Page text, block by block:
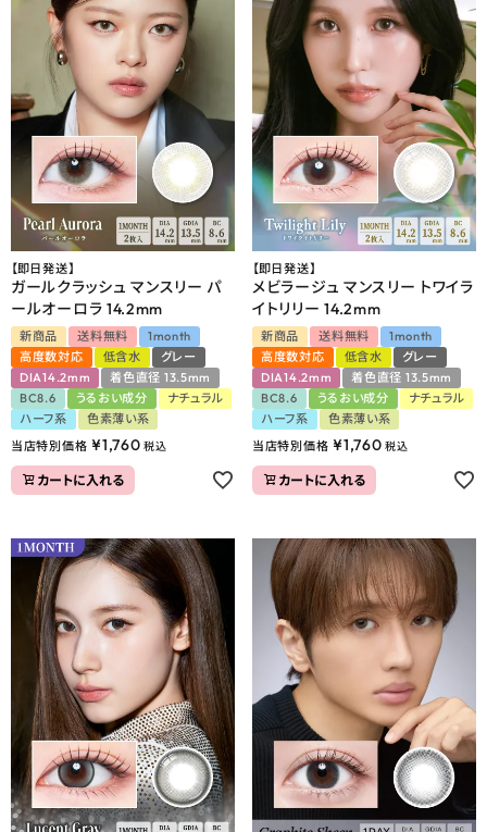
【即日発送】
ガールクラッシュ マンスリー パ
ールオーロラ 14.2mm
新商品 送料無料
1month
高度数対応
低含水
グレー
DIA14.2mm
着色直径 13.5mm
BC8.6
うるおい成分
ナチュラル
ハーフ系
色素薄い系
当店特別価格 ¥1,760 税込
カートに入れる
【即日発送】
メビラージュ マンスリー トワイラ
イトリリー 14.2mm
新商品 送料無料
1month
高度数対応
低含水
グレー
DIA14.2mm
着色直径 13.5mm
BC8.6
うるおい成分
ナチュラル
ハーフ系
色素薄い系
当店特別価格 ¥1,760 税込
カートに入れる